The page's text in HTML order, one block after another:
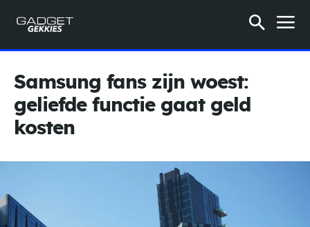
Samsung fans zijn woest:
geliefde functie gaat geld
kosten